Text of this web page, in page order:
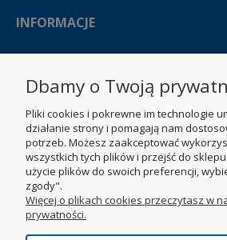
INFORMACJE
Dbamy o Twoją
Pliki cookies i pokrewne im technologie
działanie strony i pomagają nam
potrzeb. Możesz zaakceptować
wszystkich tych plików i przejść do
użycie plików do swoich preferencji,
zgody".
Więcej o plikach cookies przeczytasz w
prywatności.